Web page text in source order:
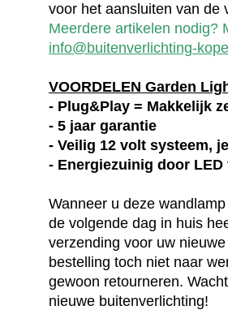
voor het aansluiten van de
Meerdere artikelen nodig?
info@buitenverlichting-
VOORDELEN Garden
- Plug&Play = Makkelijk
- 5 jaar garantie
- Veilig 12 volt systeem,
- Energiezuinig door
Wanneer u deze wandlamp
de volgende dag in huis
verzending voor uw
bestelling toch niet naar
gewoon retourneren.
nieuwe buitenverlichting!